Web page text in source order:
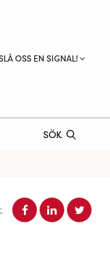
OSS EN SIGNAL!
SÖK